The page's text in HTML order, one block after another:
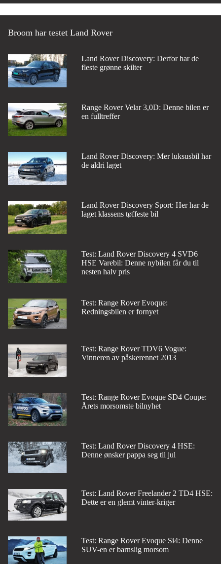
Broom har testet Land Rover
Land Rover Discovery: Derfor har de
fleste grønne skilter
Range Rover Velar 3,0D: Denne bilen er
en fulltreffer
Land Rover Discovery: Mer luksusbil har
de aldri laget
Land Rover Discovery Sport: Her har de
laget klassens tøffeste bil
Test: Land Rover Discovery 4 SVD6
HSE Varebil: Denne nybilen får du til
nesten halv pris
Test: Range Rover Evoque:
Redningsbilen er fornyet
Test: Range Rover TDV6 Vogue:
Vinneren av påskerennet 2013
Test: Range Rover Evoque SD4 Coupe:
Årets morsomste bilnyhet
Test: Land Rover Discovery 4 HSE:
Denne ønsker pappa seg til jul
Test: Land Rover Freelander 2 TD4 HSE:
Dette er en glemt vinter-kriger
Test: Range Rover Evoque Si4: Denne
SUV-en er barnslig morsom